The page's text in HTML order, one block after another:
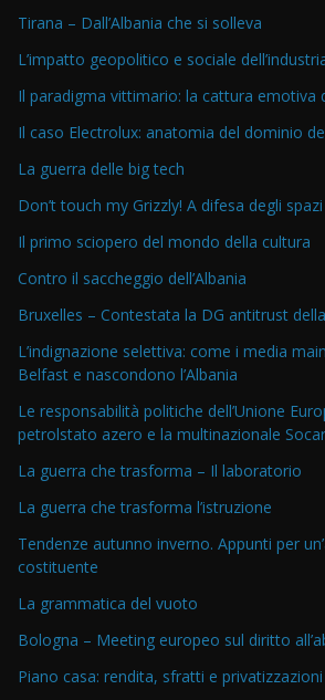
Tirana – Dall’Albania che si solleva
L’impatto geopolitico e sociale
Il paradigma vittimario: la cattura emotiva
Il caso Electrolux: anatomia del dominio
La guerra delle big tech
Don’t touch my Grizzly! A difesa degli
Il primo sciopero del mondo della cultura
Contro il saccheggio dell’Albania
Bruxelles – Contestata la DG antitrust
L’indignazione selettiva: come i media
Belfast e nascondono l’Albania
Le responsabilità politiche dell’Unione
petrolstato azero e la multinazionale Socar
La guerra che trasforma – Il laboratorio
La guerra che trasforma l’istruzione
Tendenze autunno inverno. Appunti per
costituente
La grammatica del vuoto
Bologna – Meeting europeo sul diritto
Piano casa: rendita, sfratti e privatizzazioni